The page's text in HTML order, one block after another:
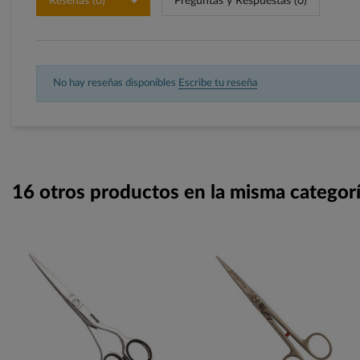
No hay reseñas disponibles Escribe tu reseña
16 otros productos en la misma